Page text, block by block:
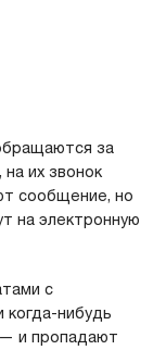
за
их звонок
сообщение, но
на электронную
с
когда-нибудь
и пропадают